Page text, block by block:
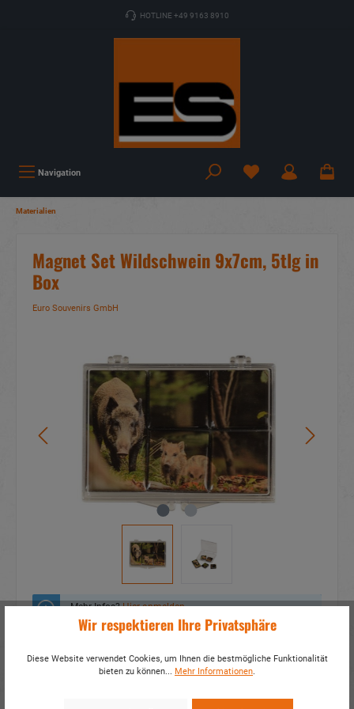
HOTLINE +49 9163 8910
Navigation
Materialien
Magnet Set Wildschwein 9x7cm, 5tlg in
Box
Euro Souvenirs GmbH
Mehr Infos?Hier anmelden
Wir respektieren Ihre Privatsphäre
Diese Website verwendet Cookies, um Ihnen die bestmögliche Funktionalität
bieten zu können... Mehr Informationen.